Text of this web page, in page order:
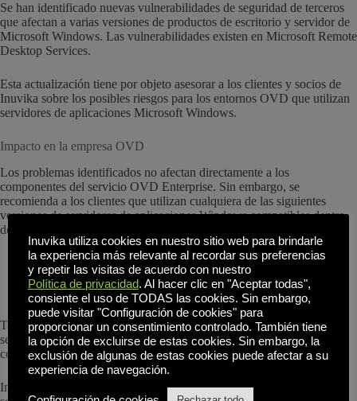
Se han identificado nuevas vulnerabilidades de seguridad de terceros
que afectan a varias versiones de productos de escritorio y servidor de
Microsoft Windows. Las vulnerabilidades existen en Microsoft Remote
Desktop Services.
Esta actualización tiene por objeto asesorar a los clientes y socios de
Inuvika sobre los posibles riesgos para los entornos OVD que utilizan
servidores de aplicaciones Microsoft Windows.
Impacto en la empresa OVD
Los problemas identificados no afectan directamente a los
componentes del servicio OVD Enterprise. Sin embargo, se
recomienda a los clientes que utilizan cualquiera de las siguientes
versiones de servidores de aplicaciones Windows compatibles dentro
de su entorno OVD que evalúen los posibles riesgos de seguridad:
Windows Server 2008 R2 SP1
Windows Server 2012 R2
Windows Server 2016
También están afectadas otras versiones de Windows de escritorio y
servidor. Consulte el aviso de Microsoft para obtener una lista
completa de los productos afectados.
Inuvika sigue revisando la situación y asesorará a nuestros clientes
Inuvika utiliza cookies en nuestro sitio web para brindarle
la experiencia más relevante al recordar sus preferencias
y repetir las visitas de acuerdo con nuestro
Política de privacidad. Al hacer clic en "Aceptar todas",
consiente el uso de TODAS las cookies. Sin embargo,
puede visitar "Configuración de cookies" para
proporcionar un consentimiento controlado. También tiene
la opción de excluirse de estas cookies. Sin embargo, la
exclusión de algunas de estas cookies puede afectar a su
experiencia de navegación.